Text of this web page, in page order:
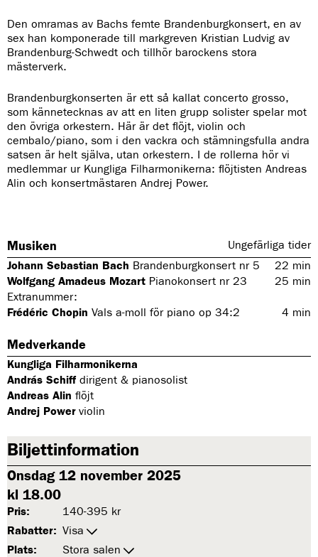
Den omramas av Bachs femte Brandenburgkonsert, en av
sex han komponerade till markgreven Kristian Ludvig av
Brandenburg-Schwedt och tillhör barockens stora
mästerverk.
Brandenburgkonserten är ett så kallat concerto grosso,
som kännetecknas av att en liten grupp solister spelar mot
den övriga orkestern. Här är det flöjt, violin och
cembalo/piano, som i den vackra och stämningsfulla andra
satsen är helt själva, utan orkestern. I de rollerna hör vi
medlemmar ur Kungliga Filharmonikerna: flöjtisten Andreas
Alin och konsertmästaren Andrej Power.
Musiken
Ungefärliga tider
Johann Sebastian Bach Brandenburgkonsert nr 5 22 min
Wolfgang Amadeus Mozart Pianokonsert nr 23 25 min
Extranummer:
Frédéric Chopin Vals a-moll för piano op 34:2 4 min
Medverkande
Kungliga Filharmonikerna
András Schiff dirigent & pianosolist
Andreas Alin flöjt
Andrej Power violin
Biljettinformation
Onsdag 12 november 2025
kl 18.00
Pris:
140-395 kr
Rabatter: Visa
Plats:
Stora salen